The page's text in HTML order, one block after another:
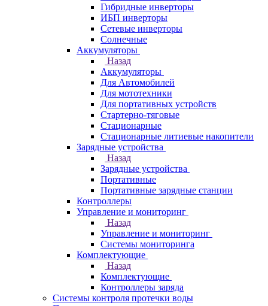
Гибридные инверторы
ИБП инверторы
Сетевые инверторы
Солнечные
Аккумуляторы
Назад
Аккумуляторы
Для Автомобилей
Для мототехники
Для портативных устройств
Стартерно-тяговые
Стационарные
Стационарные литиевые накопители
Зарядные устройства
Назад
Зарядные устройства
Портативные
Портативные зарядные станции
Контроллеры
Управление и мониторинг
Назад
Управление и мониторинг
Системы мониторинга
Комплектующие
Назад
Комплектующие
Контроллеры заряда
Системы контроля протечки воды